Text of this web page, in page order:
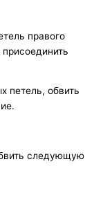
правого
петель, обвить
следующую